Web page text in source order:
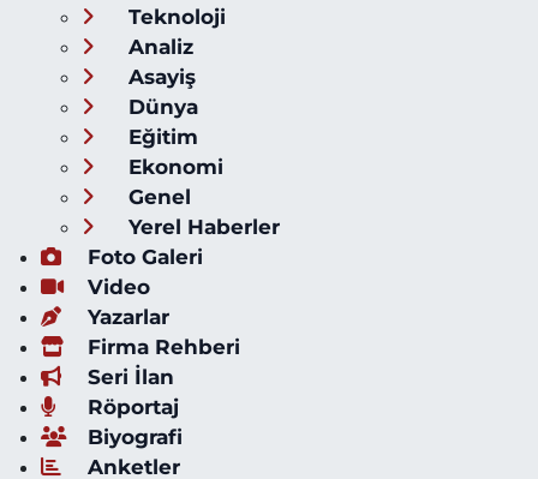
Teknoloji
Analiz
Asayiş
Dünya
Eğitim
Ekonomi
Genel
Yerel Haberler
Foto Galeri
Video
Yazarlar
Firma Rehberi
Seri İlan
Röportaj
Biyografi
Anketler